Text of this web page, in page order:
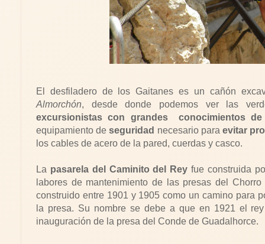
El desfiladero de los Gaitanes es un cañón
Almorchón, desde donde podemos ver las
excursionistas con grandes conocimientos de
equipamiento deseguridad necesario para evitar
los cables de acero de la pared, cuerdas y casco.
La pasarela del Caminito del Rey fue construida
labores de mantenimiento de las presas del
construido entre 1901 y 1905 como un camino para
la presa. Su nombre se debe a que en 1921 el
inauguración de la presa del Conde de Guadalhorce.